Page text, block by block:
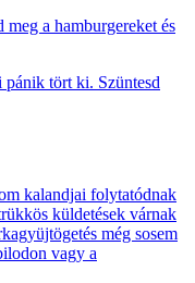
meg a hamburgereket és
pánik tört ki. Szüntesd
kalandjai folytatódnak
küldetések várnak
még sosem
vagy a